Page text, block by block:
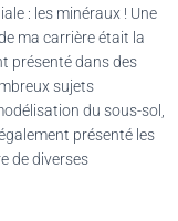
: les minéraux ! Une
ma carrière était la
présenté dans des
sujets
du sous-sol,
présenté les
de diverses